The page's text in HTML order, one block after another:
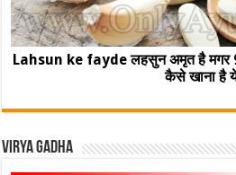
Lahsun ke fayde लहसुन अमृत है मगर
कैसे खाना है
Virya Gadha